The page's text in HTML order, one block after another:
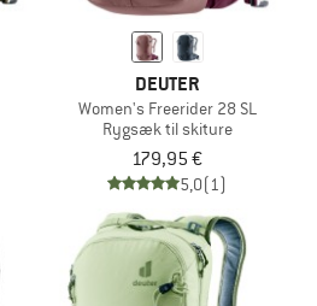
DEUTER
Women's Freerider 28 SL
Rygsæk til skiture
179,95 €
5,0(1)